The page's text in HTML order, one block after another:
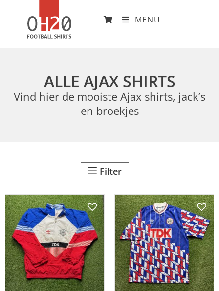
MENU
ALLE AJAX SHIRTS
Vind hier de mooiste Ajax shirts, jack’s
en broekjes
Filter